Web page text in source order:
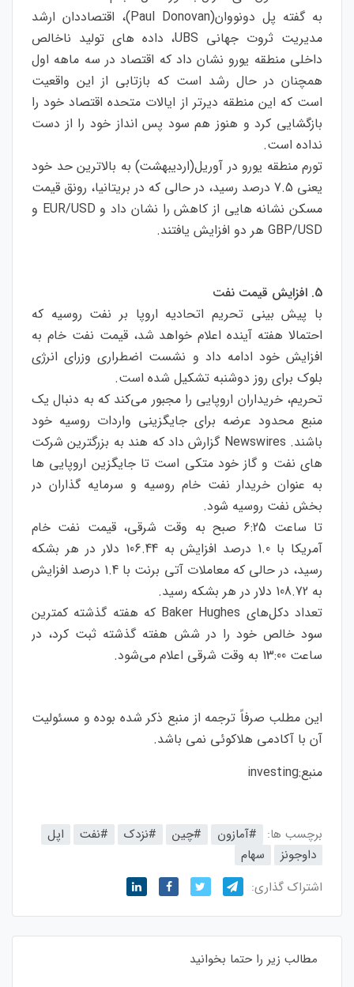
به گفته پل دونووان(Paul Donovan)، اقتصاددان ارشد
مدیریت ثروت جهانی UBS، داده های تولید ناخالص
داخلی منطقه یورو نشان داد که اقتصاد در سه ماهه اول
همچنان در حال رشد است که بازتابی از این واقعیت
است که این منطقه دیرتر از ایالات متحده اقتصاد خود را
بازگشایی کرد و هنوز هم سود پس انداز خود را از دست
نداده است.
تورم منطقه یورو در آوریل(اردیبهشت) به بالاترین حد خود
یعنی 7.5 درصد رسید، در حالی که در بریتانیا، رونق قیمت
مسکن نشانه هایی از کاهش را نشان داد و EUR/USD و
GBP/USD هر دو افزایش یافتند.
5. افزایش قیمت نفت
با پیش بینی تحریم اتحادیه اروپا بر نفت روسیه که
احتمالا هفته آینده اعلام خواهد شد، قیمت نفت خام به
افزایش خود ادامه داد و نشست اضطراری وزرای انرژی
بلوک برای روز دوشنبه تشکیل شده است.
تحریم، خریداران اروپایی را مجبور می‌کند که به دنبال یک
منبع محدود عرضه برای جایگزینی واردات روسیه خود
باشند. Newswires گزارش داد که هند به بزرگترین شرکت
های نفت و گاز خود متکی است تا جایگزین اروپایی ها
به عنوان خریدار نفت خام روسیه و سرمایه گذاران در
بخش نفت روسیه شود.
تا ساعت 6:25 صبح به وقت شرقی، قیمت نفت خام
آمریکا با 1.0 درصد افزایش به 106.44 دلار در هر بشکه
رسید، در حالی که معاملات آتی برنت با 1.4 درصد افزایش
به 108.72 دلار در هر بشکه رسید.
تعداد دکل‌های Baker Hughes که هفته گذشته کمترین
سود خالص خود را در شش هفته گذشته ثبت کرد، در
ساعت 13:00 به وقت شرقی اعلام می‌شود.
این مطلب صرفاً ترجمه از منبع ذکر شده بوده و مسئولیت
آن با آکادمی هلاکوئی نمی باشد.
منبع:investing
برچسب ها: #آمازون #چین #نزدک #نفت
اپل
داوجونز
سهام
اشتراک گذاری:
مطالب زیر را حتما بخوانید